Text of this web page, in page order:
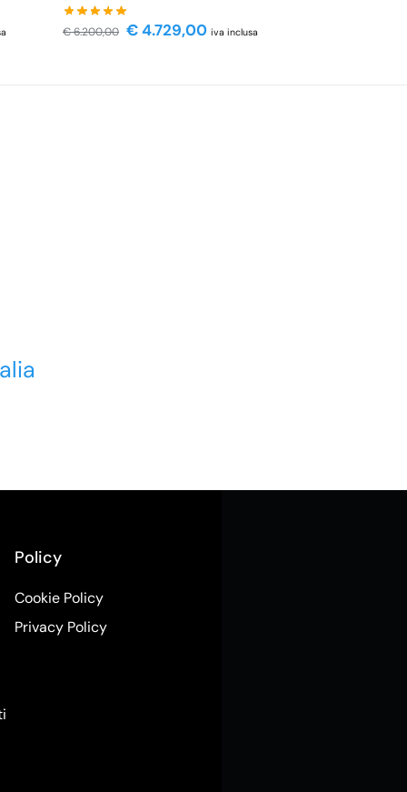
€6.200,00 €4.729,00 iva inclusa
Policy
Cookie Policy
Privacy Policy